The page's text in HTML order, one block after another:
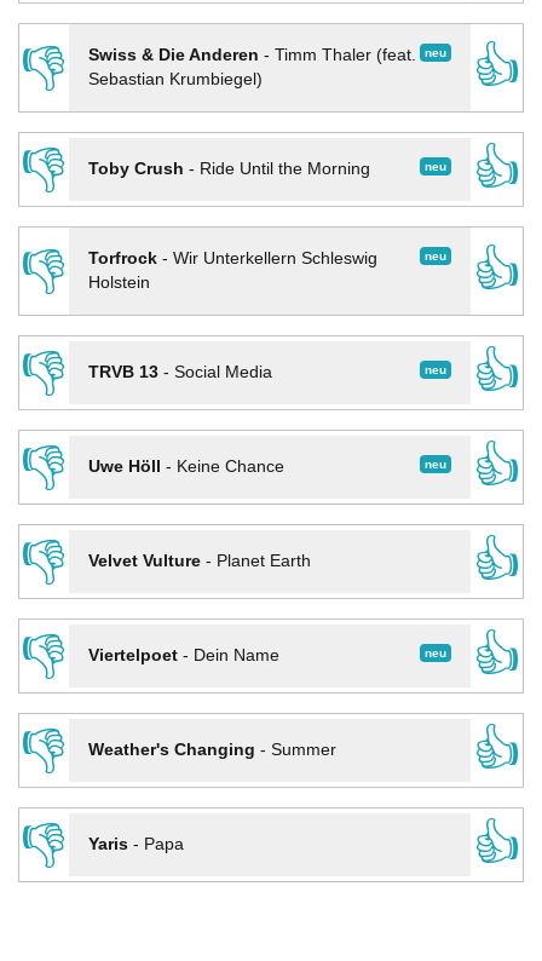
👎
neu
Swiss & Die Anderen - Timm Thaler (feat.
Sebastian Krumbiegel)
👍
👎
neu
Toby Crush - Ride Until the Morning
👍
👎
neu
Torfrock- Wir Unterkellern Schleswig
Holstein
👍
👎
neu
TRVB 13- Social Media
👍
👎
neu
Uwe Höll - Keine Chance
👍
👎
Velvet Vulture- Planet Earth
👍
👎
neu
Viertelpoet- Dein Name
👍
👎
Weather's Changing - Summer
👍
👎
Yaris- Papa 👍